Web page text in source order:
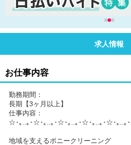
求人情報
お仕事内容
勤務期間：
長期【3ヶ月以上】
仕事内容：
☆･｡..｡･☆･｡..｡･☆･｡..｡･☆･｡..｡･☆･｡..｡
地域を支えるポニークリーニング